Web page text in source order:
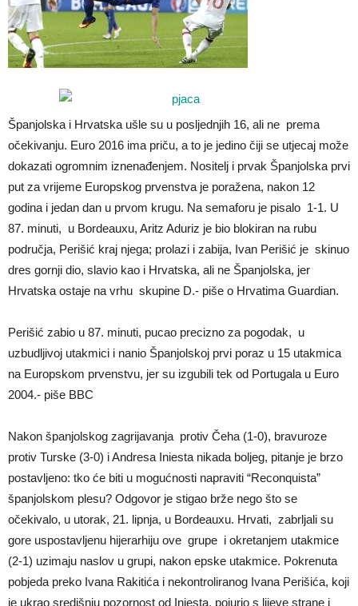
Španjolska i Hrvatska ušle su u posljednjih 16, ali ne prema
očekivanju. Euro 2016 ima priču, a to je jedino čiji se utjecaj može
dokazati ogromnim iznenađenjem. Nositelj i prvak Španjolska prvi
put za vrijeme Europskog prvenstva je poražena, nakon 12
godina i jedan dan u prvom krugu. Na semaforu je pisalo 1-1. U
87. minuti, u Bordeauxu, Aritz Aduriz je bio blokiran na rubu
područja, Perišić kraj njega; prolazi i zabija, Ivan Perišić je skinuo
dres gornji dio, slavio kao i Hrvatska, ali ne Španjolska, jer
Hrvatska ostaje na vrhu skupine D.- piše o Hrvatima Guardian.
Perišić zabio u 87. minuti, pucao precizno za pogodak, u
uzbudljivoj utakmici i nanio Španjolskoj prvi poraz u 15 utakmica
na Europskom prvenstvu, jer su izgubili tek od Portugala u Euro
2004.- piše BBC
Nakon španjolskog zagrijavanja protiv Čeha (1-0), bravuroze
protiv Turske (3-0) i Andresa Iniesta nikada boljeg, pitanje je brzo
postavljeno: tko će biti u mogućnosti napraviti “Reconquista”
španjolskom plesu? Odgovor je stigao brže nego što se
očekivalo, u utorak, 21. lipnja, u Bordeauxu. Hrvati, zabrljali su
gore uspostavljenu hijerarhiju ove grupe i okretanjem utakmice
(2-1) uzimaju naslov u grupi, nakon epske utakmice. Pokrenuta
pobjeda preko Ivana Rakitića i nekontroliranog Ivana Perišića, koji
je ukrao središnju pozornost od Iniesta, pojurio s lijeve strane i